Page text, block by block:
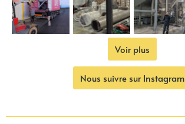
Voir plus
Nous suivre sur Instagram